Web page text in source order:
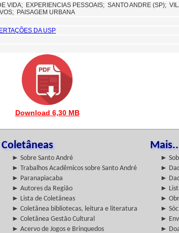
VIDA; EXPERIENCIAS PESSOAIS; SANTO ANDRE (SP);
PAISAGEM URBANA
DA USP
Download 6,30 MB
Coletâneas
► Sobre Santo André
►
► Trabalhos Acadêmicos sobre Santo André
►
► Paranapiacaba
►
► Autores da Região
►
► Lista de Coletâneas
►
► Coletânea bibliotecas, leitura e literatura
►
► Coletânea Gestão Cultural
►
► Acervo de Jogos e Brinquedos ►